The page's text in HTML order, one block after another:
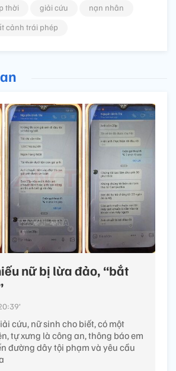
thời giải cứu
nạn nhân
cảnh trái phép
nữ bị lừa đảo, “bắt
cứu, nữ sinh cho biết, có một
tự xưng là công an, thông báo em
đường dây tội phạm và yêu cầu